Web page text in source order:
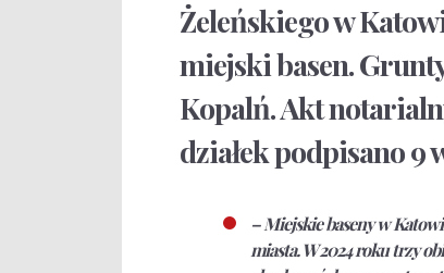
Żeleńskiego w
miejski basen.
Kopalń. Akt
działek podpisano
– Miejskie baseny w
miasta. W 2024 roku trzy